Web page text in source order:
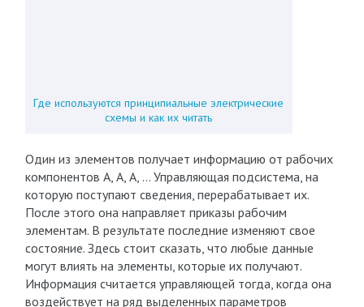
Где используются принципиальные электрические
схемы и как их читать
Один из элементов получает информацию от рабочих
компонентов А, А, А, … Управляющая подсистема, на
которую поступают сведения, перерабатывает их.
После этого она направляет приказы рабочим
элементам. В результате последние изменяют свое
состояние. Здесь стоит сказать, что любые данные
могут влиять на элементы, которые их получают.
Информация считается управляющей тогда, когда она
воздействует на ряд выделенных параметров